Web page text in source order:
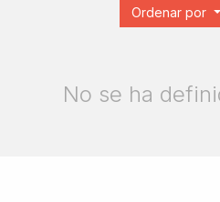
Ordenar por
No se ha